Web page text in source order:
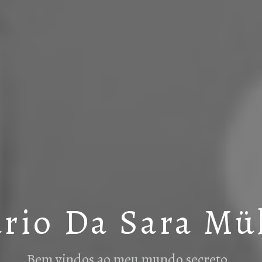
Da Sara